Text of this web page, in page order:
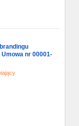
nr 00001-